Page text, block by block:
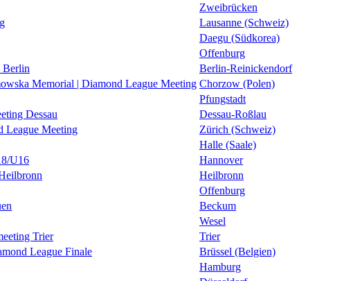
Zweibrücken
Lausanne (Schweiz)
Daegu (Südkorea)
Offenburg
Berlin
Berlin-Reinickendorf
Memorial | Diamond League Meeting Chorzow (Polen)
Pfungstadt
Dessau
Dessau-Roßlau
League Meeting
Zürich (Schweiz)
Halle (Saale)
U16
Hannover
Heilbronn
Offenburg
Beckum
Wesel
Trier
Trier
League Finale
Brüssel (Belgien)
Hamburg